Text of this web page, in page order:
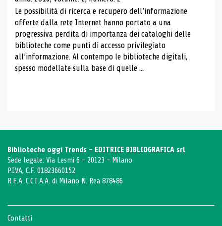
Le possibilità di ricerca e recupero dell’informazione
offerte dalla rete Internet hanno portato a una
progressiva perdita di importanza dei cataloghi delle
biblioteche come punti di accesso privilegiato
all’informazione. Al contempo le biblioteche digitali,
spesso modellate sulla base di quelle ...
Biblioteche oggi Trends - EDITRICE BIBLIOGRAFICA srl
Sede legale: Via Lesmi 6 - 20123 - Milano
P.IVA, C.F. 01823660152
R.E.A. C.C.I.A.A. di Milano N. Rea 878486
Contatti